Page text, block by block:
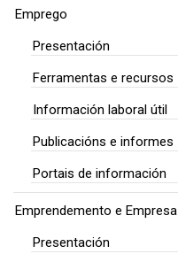
Emprego
Presentación
Ferramentas e recursos
Información laboral útil
Publicacións e informes
Portais de información
Emprendemento e Empresa
Presentación